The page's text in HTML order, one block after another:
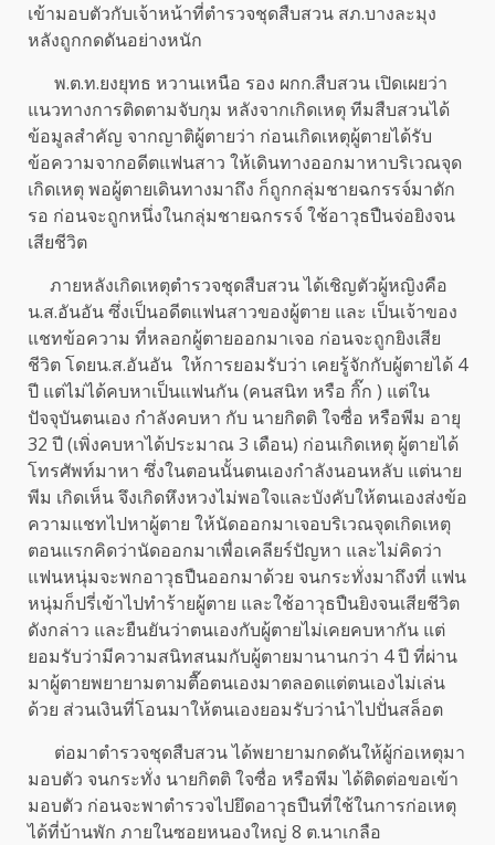
เข้ามอบตัวกับเจ้าหน้าที่ตำรวจชุดสืบสวน สภ.บางละมุง
หลังถูกกดดันอย่างหนัก
พ.ต.ท.ยงยุทธ หวานเหนือ รอง ผกก.สืบสวน เปิดเผยว่า
แนวทางการติดตามจับกุม หลังจากเกิดเหตุ ทีมสืบสวนได้
ข้อมูลสำคัญ จากญาติผู้ตายว่า ก่อนเกิดเหตุผู้ตายได้รับ
ข้อความจากอดีตแฟนสาว ให้เดินทางออกมาหาบริเวณจุด
เกิดเหตุ พอผู้ตายเดินทางมาถึง ก็ถูกกลุ่มชายฉกรรจ์มาดัก
รอ ก่อนจะถูกหนึ่งในกลุ่มชายฉกรรจ์ ใช้อาวุธปืนจ่อยิงจน
เสียชีวิต
ภายหลังเกิดเหตุตำรวจชุดสืบสวน ได้เชิญตัวผู้หญิงคือ
น.ส.อันอัน ซึ่งเป็นอดีตแฟนสาวของผู้ตาย และ เป็นเจ้าของ
แชทข้อความ ที่หลอกผู้ตายออกมาเจอ ก่อนจะถูกยิงเสีย
ชีวิต โดยน.ส.อันอัน ให้การยอมรับว่า เคยรู้จักกับผู้ตายได้ 4
ปี แต่ไม่ได้คบหาเป็นแฟนกัน (คนสนิท หรือ กิ๊ก ) แต่ใน
ปัจจุบันตนเอง กำลังคบหา กับ นายกิตติ ใจซื่อ หรือพีม อายุ
32 ปี (เพิ่งคบหาได้ประมาณ 3 เดือน) ก่อนเกิดเหตุ ผู้ตายได้
โทรศัพท์มาหา ซึ่งในตอนนั้นตนเองกำลังนอนหลับ แต่นาย
พีม เกิดเห็น จึงเกิดหึงหวงไม่พอใจและบังคับให้ตนเองส่งข้อ
ความแชทไปหาผู้ตาย ให้นัดออกมาเจอบริเวณจุดเกิดเหตุ
ตอนแรกคิดว่านัดออกมาเพื่อเคลียร์ปัญหา และไม่คิดว่า
แฟนหนุ่มจะพกอาวุธปืนออกมาด้วย จนกระทั่งมาถึงที่ แฟน
หนุ่มก็ปรี่เข้าไปทำร้ายผู้ตาย และใช้อาวุธปืนยิงจนเสียชีวิต
ดังกล่าว และยืนยันว่าตนเองกับผู้ตายไม่เคยคบหากัน แต่
ยอมรับว่ามีความสนิทสนมกับผู้ตายมานานกว่า 4 ปี ที่ผ่าน
มาผู้ตายพยายามตามตื๊อตนเองมาตลอดแต่ตนเองไม่เล่น
ด้วย ส่วนเงินที่โอนมาให้ตนเองยอมรับว่านำไปปั่นสล็อต
ต่อมาตำรวจชุดสืบสวน ได้พยายามกดดันให้ผู้ก่อเหตุมา
มอบตัว จนกระทั่ง นายกิตติ ใจซื่อ หรือพีม ได้ติดต่อขอเข้า
มอบตัว ก่อนจะพาตำรวจไปยึดอาวุธปืนที่ใช้ในการก่อเหตุ
ได้ที่บ้านพัก ภายในซอยหนองใหญ่ 8 ต.นาเกลือ